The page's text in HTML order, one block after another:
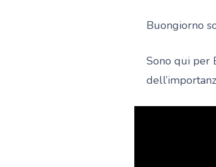
Buongiorno
Sono qui per